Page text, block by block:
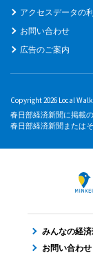
アクセスデータの
お問い合わせ
広告のご案内
Copyright 2026 Local
春日部経済新聞に掲載
春日部経済新聞または
みんなの経
お問い合わせ